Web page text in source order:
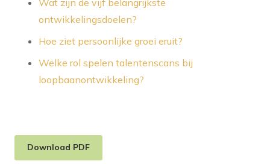
Wat zijn de vijf belangrijkste
ontwikkelingsdoelen?
Hoe ziet persoonlijke groei eruit?
Welke rol spelen talentenscans bij
loopbaanontwikkeling?
Download PDF